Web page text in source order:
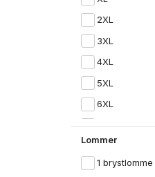
2XL
3XL
4XL
5XL
6XL
7XL
8XL
9XL
Lommer
1 brystlomme